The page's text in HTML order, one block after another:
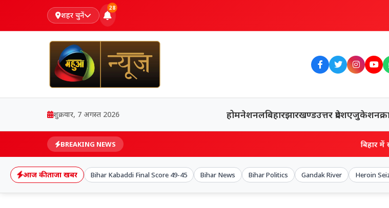
शहर चुनें
28
शुक्रवार, 7 अगस्त 2026 होमनेशनलबिहारझारखण्डउत्तर प्रदेशएजुकेशन
BREAKING NEWS बिहार में साबुन के डिब्बे से
आज की ताजा खबर Bihar Kabaddi Final Score 49-45 Bihar News Bihar Politics Gandak River Heroin